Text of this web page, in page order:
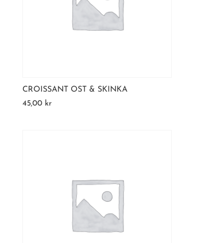
CROISSANT OST & SKINKA
45,00 kr